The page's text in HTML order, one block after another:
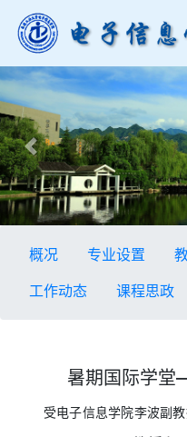
Previous
概况 专业设置
工作动态
课程思政
暑期国际学
受电子信息学院李波副